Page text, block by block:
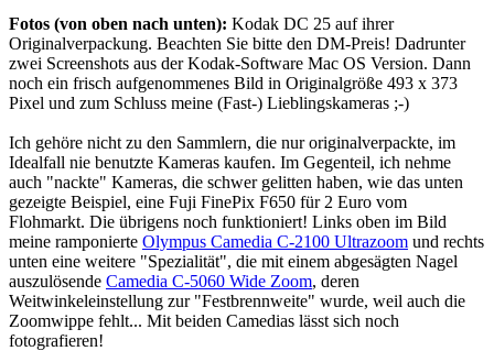
Fotos (von oben nach unten): Kodak DC 25 auf ihrer
Originalverpackung. Beachten Sie bitte den DM-Preis! Dadrunter
zwei Screenshots aus der Kodak-Software Mac OS Version. Dann
noch ein frisch aufgenommenes Bild in Originalgröße 493 x 373
Pixel und zum Schluss meine (Fast-) Lieblingskameras ;-)
Ich gehöre nicht zu den Sammlern, die nur originalverpackte, im
Idealfall nie benutzte Kameras kaufen. Im Gegenteil, ich nehme
auch "nackte" Kameras, die schwer gelitten haben, wie das unten
gezeigte Beispiel, eine Fuji FinePix F650 für 2 Euro vom
Flohmarkt. Die übrigens noch funktioniert! Links oben im Bild
meine ramponierte Olympus Camedia C-2100 Ultrazoom und rechts
unten eine weitere "Spezialität", die mit einem abgesägten Nagel
auszulösende Camedia C-5060 Wide Zoom, deren
Weitwinkeleinstellung zur "Festbrennweite" wurde, weil auch die
Zoomwippe fehlt... Mit beiden Camedias lässt sich noch
fotografieren!